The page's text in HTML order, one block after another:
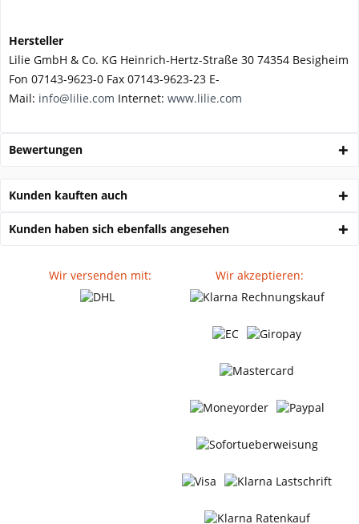
Hersteller
Lilie GmbH & Co. KG Heinrich-Hertz-Straße 30 74354 Besigheim
Fon 07143-9623-0 Fax 07143-9623-23 E-
Mail: info@lilie.com Internet: www.lilie.com
Bewertungen
Kunden kauften auch
Kunden haben sich ebenfalls angesehen
Wir versenden mit: Wir akzeptieren: